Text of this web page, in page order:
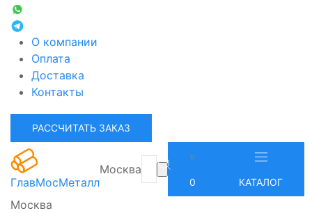
О компании
Оплата
Доставка
Контакты
РАССЧИТАТЬ ЗАКАЗ
ГлавМосМеталл
Москва
0 КАТАЛОГ
Москва